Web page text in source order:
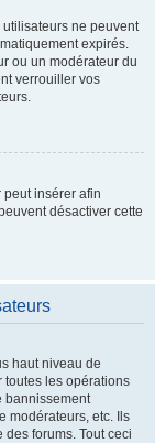
ne peuvent
expirés.
ou un modérateur du
verrouiller vos
peut insérer afin
désactiver cette
haut niveau de
toutes les opérations
bannissement
modérateurs, etc. Ils
forums. Tout ceci